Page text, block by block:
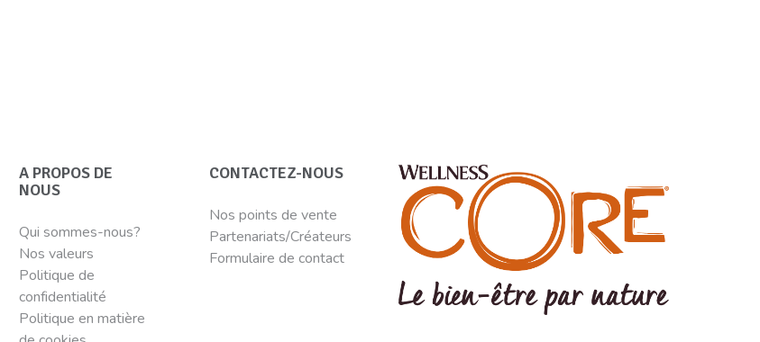
A PROPOS DE
NOUS
Qui sommes-nous?
Nos valeurs
Politique de
confidentialité
Politique en matière
CONTACTEZ-NOUS
Nos points de vente
Partenariats/Créateurs
Formulaire de contact